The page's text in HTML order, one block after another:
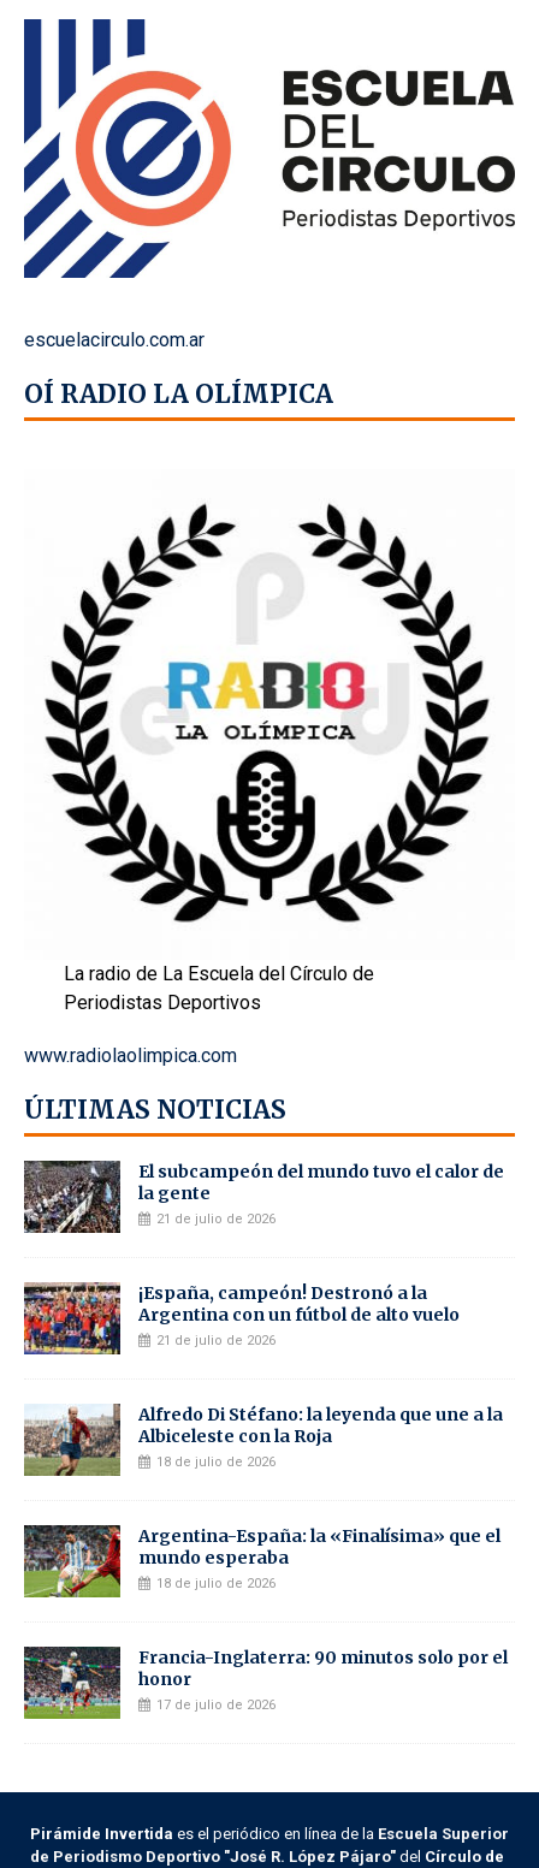
escuelacirculo.com.ar
OÍ RADIO LA OLÍMPICA
La radio de La Escuela del Círculo de
Periodistas Deportivos
www.radiolaolimpica.com
ÚLTIMAS NOTICIAS
El subcampeón del mundo tuvo el calor de
la gente
21 de julio de 2026
¡España, campeón! Destronó a la
Argentina con un fútbol de alto vuelo
21 de julio de 2026
Alfredo Di Stéfano: la leyenda que une a la
Albiceleste con la Roja
18 de julio de 2026
Argentina-España: la «Finalísima» que el
mundo esperaba
18 de julio de 2026
Francia-Inglaterra: 90 minutos solo por el
honor
17 de julio de 2026
Pirámide Invertida es el periódico en línea de la Escuela Superior
de Periodismo Deportivo "José R. López Pájaro" del Círculo de